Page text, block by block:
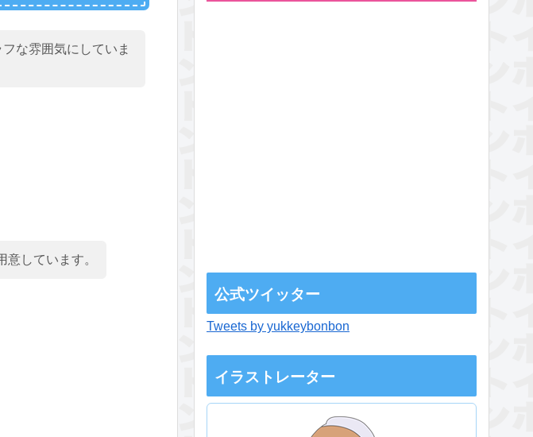
な雰囲気にしていま
しています。
公式ツイッター
Tweets by yukkeybonbon
イラストレーター